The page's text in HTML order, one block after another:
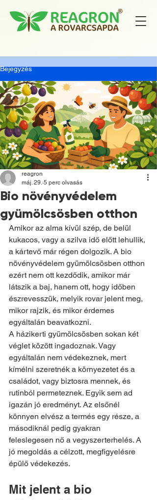
Bejegyzés
Bio növényvédelem
gyümölcsösben otthon
reagron
máj. 29. 5 perc olvasás
Amikor az alma kívül szép, de belül
kukacos, vagy a szilva idő előtt lehullik,
a kártevő már régen dolgozik. A bio
növényvédelem gyümölcsösben otthon
ezért nem ott kezdődik, amikor már
látszik a baj, hanem ott, hogy időben
észrevesszük, melyik rovar jelent meg,
mikor rajzik, és mikor érdemes
egyáltalán beavatkozni.
A házikerti gyümölcsösben sokan két
véglet között ingadoznak. Vagy
egyáltalán nem védekeznek, mert
kímélni szeretnék a környezetet és a
családot, vagy biztosra mennek, és
rutinból permeteznek. Egyik sem ad
igazán jó eredményt. Az elsőnél
könnyen elvész a termés egy része, a
másodiknál pedig gyakran
feleslegesen nő a vegyszerterhelés. A
jó megoldás a célzott, megfigyelésre
épülő védekezés.
Mit jelent a bio